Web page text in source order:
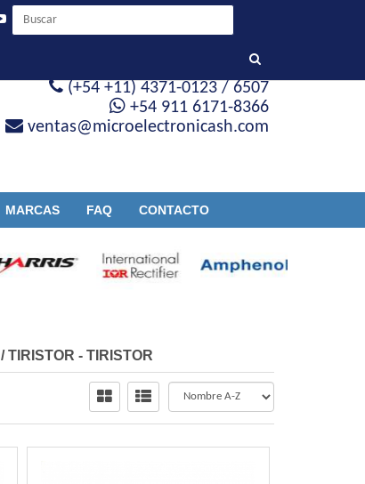
MARCAS FAQ CONTACTO
(+54 +11) 4371-0123 / 6507
+54 911 6171-8366
ventas@microelectronicash.com
/TIRISTOR - TIRISTOR